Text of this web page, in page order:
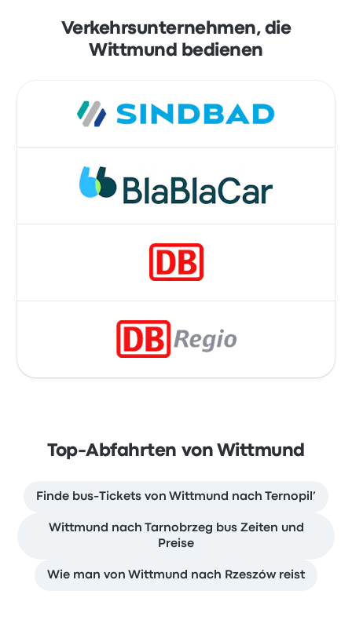
Verkehrsunternehmen, die
Wittmund bedienen
Top-Abfahrten von Wittmund
Finde bus-Tickets von Wittmund nach Ternopil’
Wittmund nach Tarnobrzeg bus Zeiten und
Preise
Wie man von Wittmund nach Rzeszów reist